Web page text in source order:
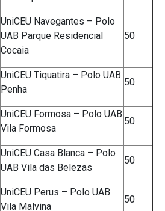
UniCEU Navegantes – Polo
UAB Parque Residencial
Cocaia
50
UniCEU Tiquatira – Polo UAB
Penha
50
UniCEU Formosa – Polo UAB
Vila Formosa
50
UniCEU Casa Blanca – Polo
UAB Vila das Belezas
50
UniCEU Perus – Polo UAB
Vila Malvina
50